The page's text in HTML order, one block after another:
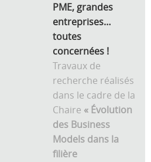
PME, grandes
entreprises…
toutes
concernées !
Travaux de
recherche réalisés
dans le cadre de la
Chaire « Évolution
des Business
Models dans la
filière